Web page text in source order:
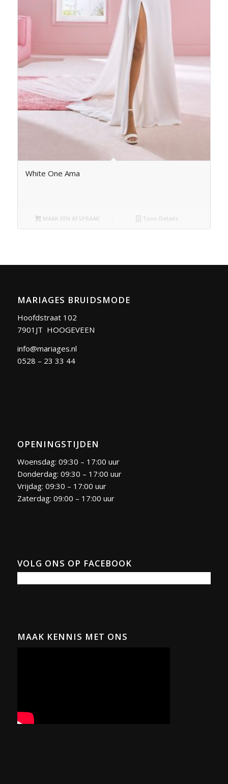
White One Ama
MAAK EEN AFSPRAAK Toon Details
MARIAGES BRUIDSMODE
Hoofdstraat 102
7901JT HOOGEVEEN
info@mariages.nl
0528 – 23 33 44
OPENINGSTIJDEN
Woensdag: 09:30 – 17:00 uur
Donderdag: 09:30 – 17:00 uur
Vrijdag: 09:30 – 17:00 uur
Zaterdag: 09:00 – 17:00 uur
VOLG ONS OP FACEBOOK
MAAK KENNIS MET ONS